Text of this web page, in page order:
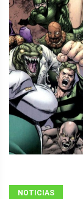
NOTICIAS